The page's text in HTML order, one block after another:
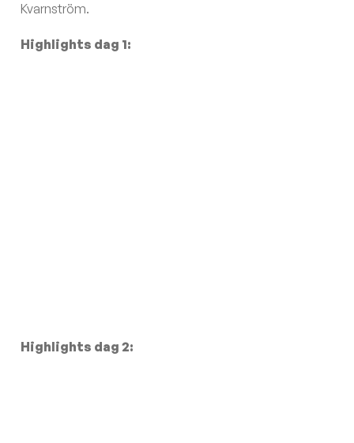
Kvarnström.
Highlights dag 1:
Highlights dag 2: